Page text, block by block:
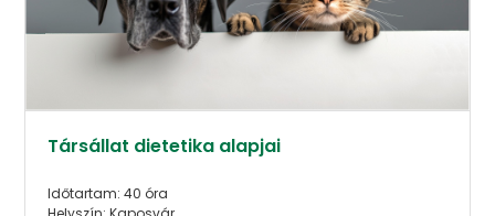
Társállat dietetika alapjai
Időtartam: 40 óra